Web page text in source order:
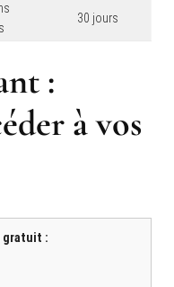
30 jours
:
à vos
gratuit :